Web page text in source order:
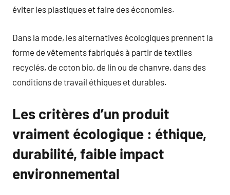
éviter les plastiques et faire des économies.
Dans la mode, les alternatives écologiques prennent la
forme de vêtements fabriqués à partir de textiles
recyclés, de coton bio, de lin ou de chanvre, dans des
conditions de travail éthiques et durables.
Les critères d’un produit
vraiment écologique : éthique,
durabilité, faible impact
environnemental